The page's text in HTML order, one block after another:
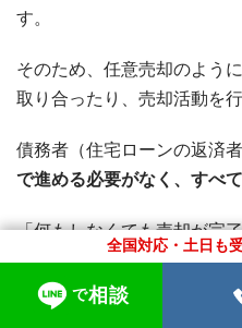
全国対応・土日も
で相談
す。
そのため、任意売却のよう
取り合ったり、売却活動を
債務者（住宅ローンの返済
で進める必要がなく、すべ
「何もしなくても売却が完
手間がかからない方法とい
ただし、裏を返せば、 自分